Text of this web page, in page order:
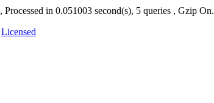
, Processed in 0.051003 second(s), 5 queries , Gzip On.
Licensed